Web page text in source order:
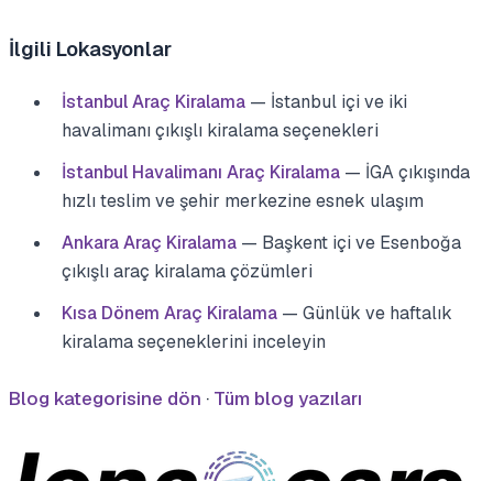
İlgili Lokasyonlar
İstanbul Araç Kiralama — İstanbul içi ve iki
havalimanı çıkışlı kiralama seçenekleri
İstanbul Havalimanı Araç Kiralama — İGA çıkışında
hızlı teslim ve şehir merkezine esnek ulaşım
Ankara Araç Kiralama — Başkent içi ve Esenboğa
çıkışlı araç kiralama çözümleri
Kısa Dönem Araç Kiralama — Günlük ve haftalık
kiralama seçeneklerini inceleyin
Blog kategorisine dön · Tüm blog yazıları